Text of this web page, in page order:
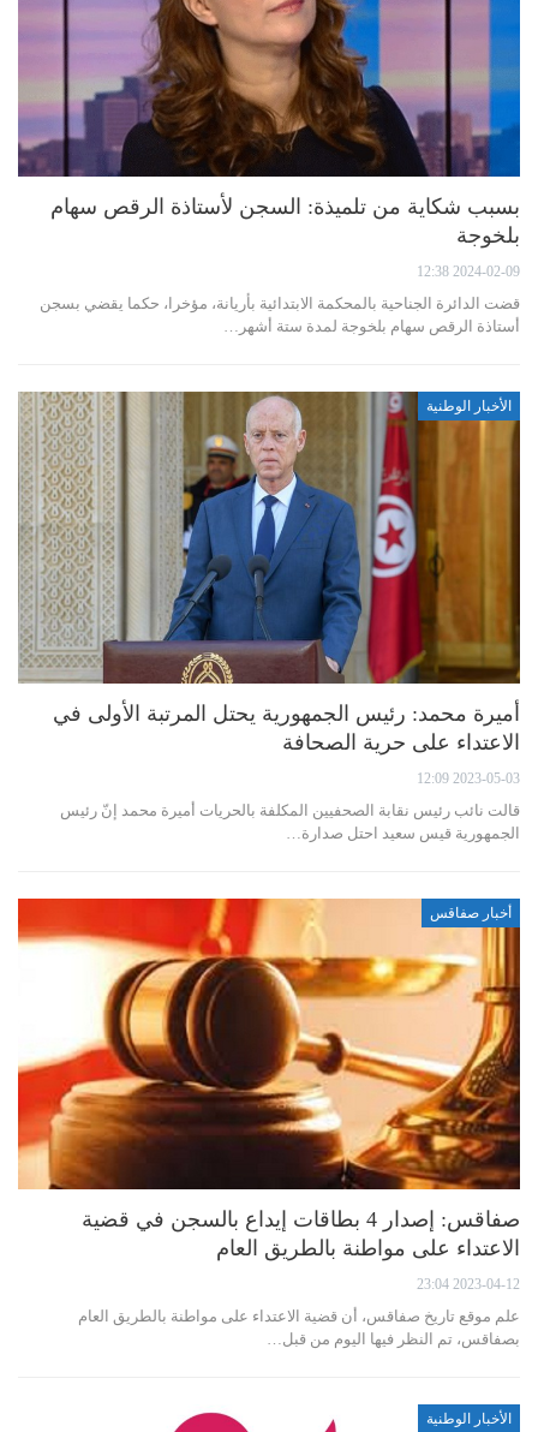
بسبب شكاية من تلميذة: السجن لأستاذة الرقص سهام
بلخوجة
2024-02-09 12:38
قضت الدائرة الجناحية بالمحكمة الابتدائية بأريانة، مؤخرا، حكما يقضي بسجن
أستاذة الرقص سهام بلخوجة لمدة ستة أشهر…
الأخبار الوطنية
أميرة محمد: رئيس الجمهورية يحتل المرتبة الأولى في
الاعتداء على حرية الصحافة
2023-05-03 12:09
قالت نائب رئيس نقابة الصحفيين المكلفة بالحريات أميرة محمد إنّ رئيس
الجمهورية قيس سعيد احتل صدارة…
أخبار صفاقس
صفاقس: إصدار 4 بطاقات إيداع بالسجن في قضية
الاعتداء على مواطنة بالطريق العام
2023-04-12 23:04
علم موقع تاريخ صفاقس، أن قضية الاعتداء على مواطنة بالطريق العام
بصفاقس، تم النظر فيها اليوم من قبل…
الأخبار الوطنية